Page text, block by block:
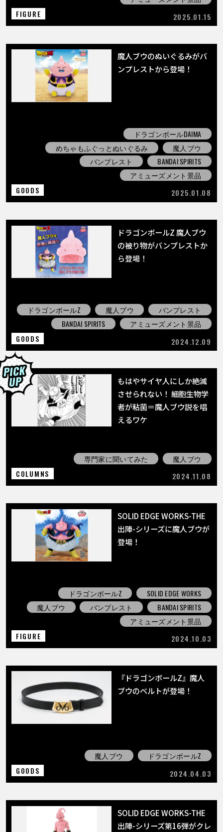
FIGURE
2025.01.15
魔人ブウのぬいぐるみがバ
ンプレストから登場！
ドラゴンボールDAIMA
めちゃもふぐっとぬいぐるみ
魔人ブウ
バンプレスト
BANDAI SPIRITS
アミューズメント景品
GOODS
2025.01.08
ドラゴンボールZ 魔人ブウ
の被り物がバンプレストか
ら登場！
ドラゴンボールZ 魔人ブウ
バンプレスト
BANDAI SPIRITS
アミューズメント景品
GOODS
2024.12.09
もはやサイヤ人にしか絶滅
させられない！ 細胞生物学
者が粘菌＝魔人ブウ説を唱
えるワケ
専門家に聞いてみた
魔人ブウ
COLUMNS
2024.11.08
SOLID EDGE WORKS-THE
出陣-シリーズに魔人ブウが
登場！
ドラゴンボールZ
SOLID EDGE WORKS
魔人ブウ
バンプレスト
BANDAI SPIRITS
アミューズメント景品
FIGURE
2024.10.03
『ドラゴンボールZ』魔人
ブウのベルトが登場！
魔人ブウ
ドラゴンボールZ
GOODS
2024.04.03
SOLID EDGE WORKS-THE
出陣-シリーズ第16弾がクレ